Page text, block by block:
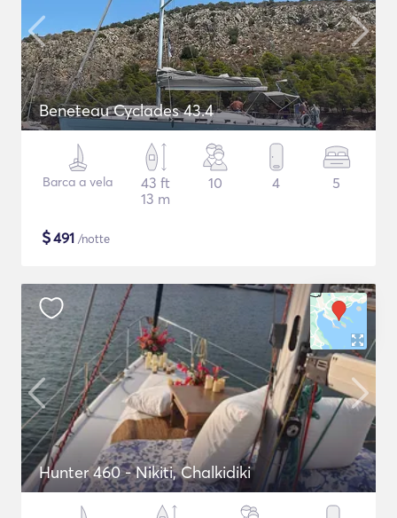
Beneteau Cyclades 43.4
Barca a vela
43 ft
13 m
10 4 5
$491 /notte
Hunter 460 - Nikiti, Chalkidiki